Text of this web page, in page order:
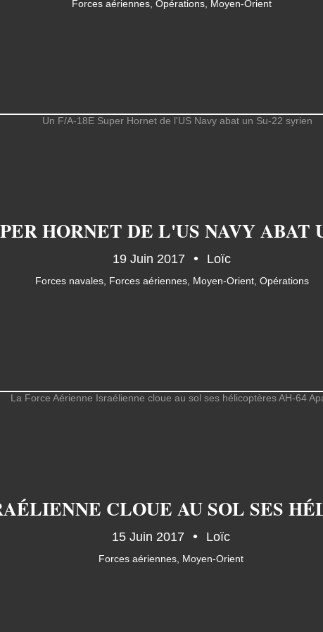
Forces aériennes Opérations Moyen-Orient
HORNET DE L'US NAVY ABAT
19 Juin 2017 Loïc
Forces navales, Forces aériennes, Moyen-Orient, Opérations
CLOUE AU SOL SES
15 Juin 2017 Loïc
Forces aériennes Moyen-Orient